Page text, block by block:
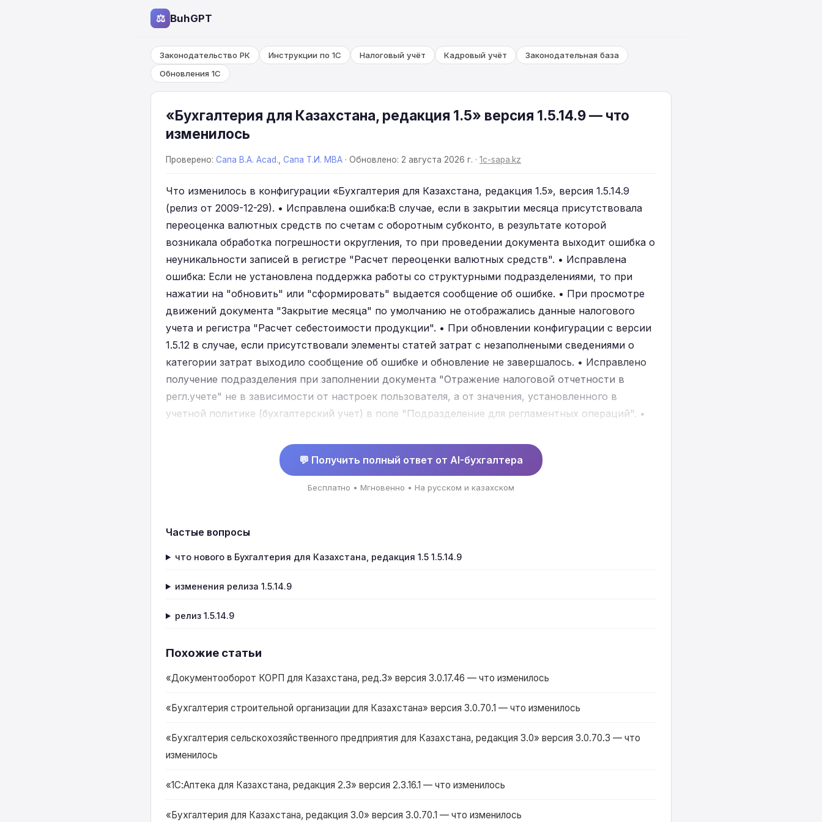
⚖ BuhGPT
Законодательство РК Инструкции по 1С Налоговый учёт Кадровый учёт
Законодательная база
Обновления 1С
«Бухгалтерия для Казахстана, редакция 1.5» версия 1.5.14.9 — что
изменилось
Проверено: Сапа В.А. Acad. Сапа Т.И. MBA · Обновлено: 2 августа 2026 г. · 1c-sapa.kz
Что изменилось в конфигурации «Бухгалтерия для Казахстана, редакция 1.5», версия 1.5.14.9
(релиз от 2009-12-29). • Исправлена ошибка:В случае, если в закрытии месяца присутствовала
переоценка валютных средств по счетам с оборотным субконто, в результате которой
возникала обработка погрешности округления, то при проведении документа выходит ошибка о
неуникальности записей в регистре "Расчет переоценки валютных средств". • Исправлена
ошибка: Если не установлена поддержка работы со структурными подразделениями, то при
нажатии на "обновить" или "сформировать" выдается сообщение об ошибке. • При просмотре
движений документа "Закрытие месяца" по умолчанию не отображались данные налогового
учета и регистра "Расчет себестоимости продукции". • При обновлении конфигурации с версии
1.5.12 в случае, если присутствовали элементы статей затрат с незаполнеными сведениями о
категории затрат выходило сообщение об ошибке и обновление не завершалось. • Исправлено
получение подразделения при заполнении документа "Отражение налоговой отчетности в
регл.учете" не в зависимости от настроек пользователя, а от значения, установленного в
учетной политике (бухгалтерский учет) в поле "Подразделение для регламентных операций". •
и 701.00 автоматически не заполнялось поле "Структурная единица" в документе при условии,
что в отчете в качестве структурной единицы выбрана только одна единица. • В документе
Отражение налоговой отчетности в рег. учете добавлена
💬 Получить полный ответ от AI-бухгалтера
Бесплатно • Мгновенно • На русском и казахском
Частые вопросы
что нового в Бухгалтерия для Казахстана, редакция 1.5 1.5.14.9
изменения релиза 1.5.14.9
релиз 1.5.14.9
Похожие статьи
«Документооборот КОРП для Казахстана, ред.3» версия 3.0.17.46 — что изменилось
«Бухгалтерия строительной организации для Казахстана» версия 3.0.70.1 — что изменилось
«Бухгалтерия сельскохозяйственного предприятия для Казахстана, редакция 3.0» версия 3.0.70.3 — что
изменилось
«1С:Аптека для Казахстана, редакция 2.3» версия 2.3.16.1 — что изменилось
«Бухгалтерия для Казахстана, редакция 3.0» версия 3.0.70.1 — что изменилось